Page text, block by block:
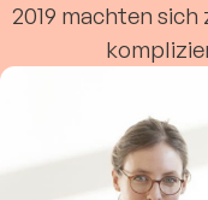
2019 machten